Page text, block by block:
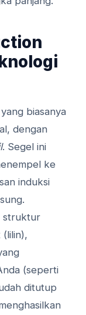
biasanya
dengan
. Segel ini
ke
induksi
struktur
(seperti
ditutup